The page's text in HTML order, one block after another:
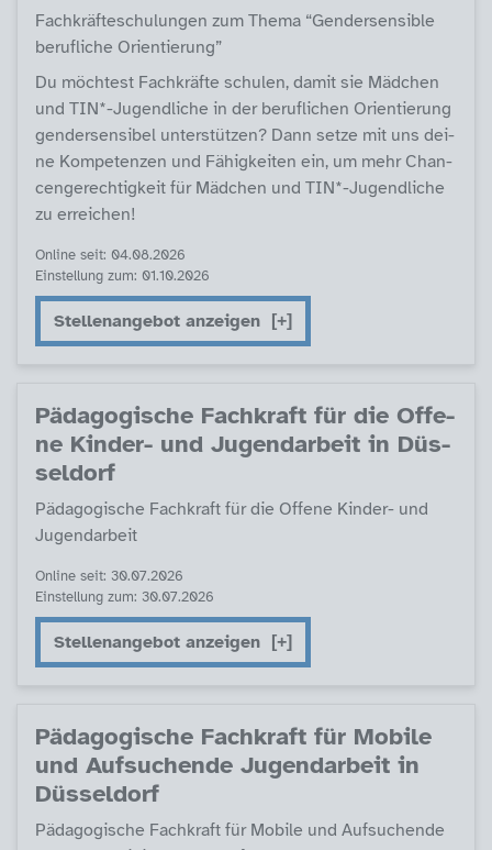
Fach­kräf­te­schu­lun­gen zum The­ma “Gen­der­sen­si­b­le
be­ruf­li­che Ori­en­tie­rung”
Du möch­test Fach­kräf­te schu­len, da­mit sie Mäd­chen
und TIN*-Ju­gend­li­che in der be­ruf­li­chen Ori­en­tie­rung
gen­der­sen­si­bel un­ter­stüt­zen? Dann set­ze mit uns dei­
ne Kom­pe­ten­zen und Fähig­kei­ten ein, um mehr Chan­
cen­ge­rech­tig­keit für Mäd­chen und TIN*-Ju­gend­li­che
zu er­rei­chen!
Online seit: 04.08.2026
Einstellung zum: 01.10.2026
Stellenangebot anzeigen
Päda­go­gi­sche Fach­kraft für die Of­fe­
ne Kin­der- und Ju­gend­ar­beit in Düs­
sel­dorf
Päda­go­gi­sche Fach­kraft für die Of­fe­ne Kin­der- und
Ju­gend­ar­beit
Online seit: 30.07.2026
Einstellung zum: 30.07.2026
Stellenangebot anzeigen
Päda­go­gi­sche Fach­kraft für Mo­bi­le
und Auf­su­chen­de Ju­gend­ar­beit in
Düs­sel­dorf
Päda­go­gi­sche Fach­kraft für Mo­bi­le und Auf­su­chen­de